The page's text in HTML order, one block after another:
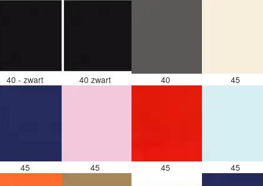
40 - zwart 40 zwart 40 45
45 45 45 45